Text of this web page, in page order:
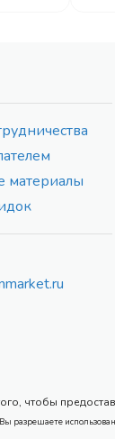
материалы
чтобы
разрешаете